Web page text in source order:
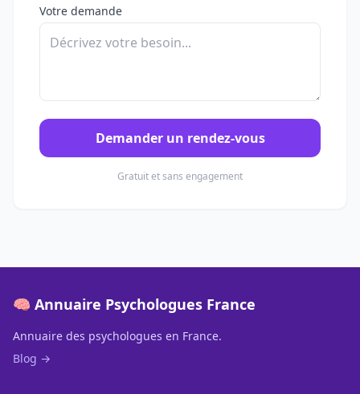
Votre demande
Demander un rendez-vous
Gratuit et sans engagement
🧠 Annuaire Psychologues France
Annuaire des psychologues en France.
Blog →